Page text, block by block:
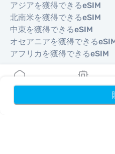
アジアを獲得できるeSIM
北南米を獲得できるeSIM
中東を獲得できるeSIM
オセアニアを獲得できる
アフリカを獲得できるeSIM
国
米国を獲得できるeSIM